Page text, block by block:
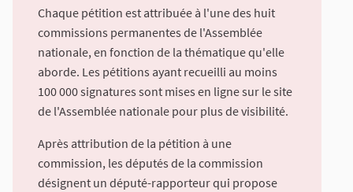
Chaque pétition est attribuée à l'une des huit
commissions permanentes de l'Assemblée
nationale, en fonction de la thématique qu'elle
aborde. Les pétitions ayant recueilli au moins
100 000 signatures sont mises en ligne sur le site
de l'Assemblée nationale pour plus de visibilité.
Après attribution de la pétition à une
commission, les députés de la commission
désignent un député-rapporteur qui propose